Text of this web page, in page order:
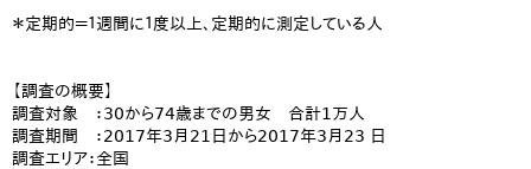
＊定期的＝１週間に１度以上、定期的に測定している人
【調査の概要】
調査対象 ：30から74歳までの男女 合計1万人
調査期間 ：2017年3月21日から2017年3月23 日
調査エリア：全国